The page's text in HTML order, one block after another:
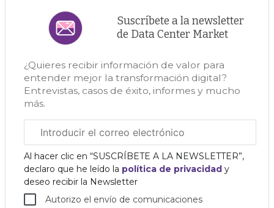
Suscríbete a la newsletter
de Data Center Market
¿Quieres recibir información de valor para
entender mejor la transformación digital?
Entrevistas, casos de éxito, informes y mucho
más.
electrónico
corporativo
Al hacer clic en “SUSCRÍBETE A LA NEWSLETTER”,
declaro que he leído la política de privacidad y
deseo recibir la Newsletter
Autorizo el envío de comunicaciones